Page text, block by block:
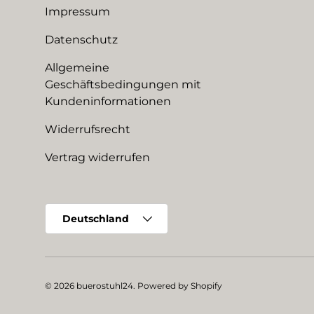
Impressum
Datenschutz
Allgemeine
Geschäftsbedingungen mit
Kundeninformationen
Widerrufsrecht
Vertrag widerrufen
Deutschland
© 2026 buerostuhl24. Powered by Shopify